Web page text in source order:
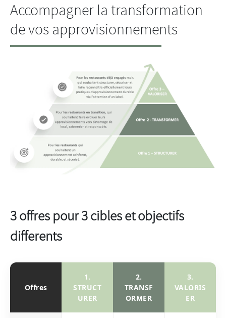
Accompagner la transformation
de vos approvisionnements
3 offres pour 3 cibles et objectifs
differents
Offres
1.
STRUCT
URER
2.
TRANSF
ORMER
3.
VALORIS
ER